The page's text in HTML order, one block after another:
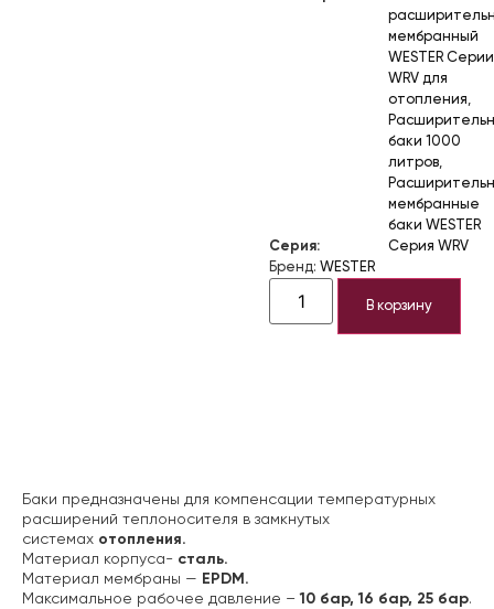
мембранный
WESTER Серии
WRV для
отопления,
баки 1000
литров,
мембранные
баки WESTER
Серия:
Серия WRV
Бренд: WESTER
В корзину
Баки предназначены для компенсации температурных
расширений теплоносителя в замкнутых
системах отопления.
Материал корпуса- сталь.
Материал мембраны — EPDM.
Максимальное рабочее давление –10 бар, 16 бар, 25 бар.